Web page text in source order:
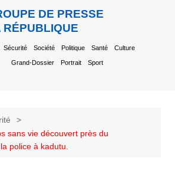
DE PRESSE
RÉPUBLIQUE
Sécurité Société Politique Santé Culture
Grand-Dossier Portrait Sport
sans vie découvert près du
police à kadutu.